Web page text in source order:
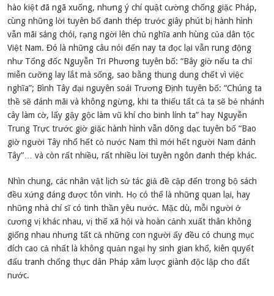
hào kiệt đã ngã xuống, nhưng ý chí quật cường chống giặc Pháp,
cùng những lời tuyên bố đanh thép trước giây phút bị hành hình
vẫn mãi sáng chói, rạng ngời lên chủ nghĩa anh hùng của dân tộc
Việt Nam. Đó là những câu nói đến nay ta đọc lại vẫn rung động
như Tổng đốc Nguyễn Tri Phương tuyên bố: “Bây giờ nếu ta chỉ
miễn cưỡng lay lắt mà sống, sao bằng thung dung chết vì việc
nghĩa”; Bình Tây đại nguyên soái Trương Định tuyên bố: “Chúng ta
thề sẽ đánh mãi và không ngừng, khi ta thiếu tất cả ta sẽ bẻ nhánh
cây làm cờ, lấy gậy gộc làm vũ khí cho binh lính ta” hay Nguyễn
Trung Trực trước giờ giặc hành hình vẫn dõng dạc tuyên bố “Bao
giờ người Tây nhổ hết cỏ nước Nam thì mới hết người Nam đánh
Tây”… và còn rất nhiều, rất nhiều lời tuyên ngôn đanh thép khác.
Nhìn chung, các nhân vật lịch sử tác giả đề cập đến trong bộ sách
đều xứng đáng được tôn vinh. Họ có thể là những quan lại, hay
những nhà chí sĩ có tinh thần yêu nước. Mặc dù, mỗi người ở
cương vị khác nhau, vị thế xã hội và hoàn cảnh xuất thân không
giống nhau nhưng tất cả những con người ấy đều có chung mục
đích cao cả nhất là không quản ngại hy sinh gian khổ, kiên quyết
đấu tranh chống thực dân Pháp xâm lược giành độc lập cho đất
nước.